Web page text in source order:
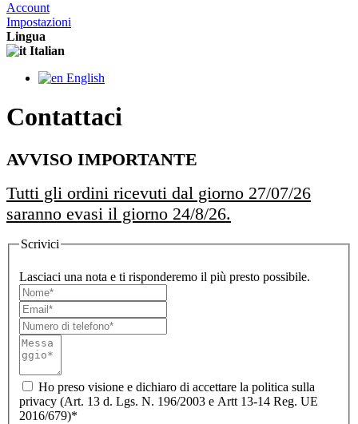
Account
Impostazioni
Lingua
Italian
English
Contattaci
AVVISO IMPORTANTE
Tutti gli ordini ricevuti dal giorno 27/07/26
saranno evasi il giorno 24/8/26.
Scrivici
Lasciaci una nota e ti risponderemo il più presto possibile.
Ho preso visione e dichiaro di accettare la politica sulla
privacy (Art. 13 d. Lgs. N. 196/2003 e Artt 13-14 Reg. UE
2016/679)*